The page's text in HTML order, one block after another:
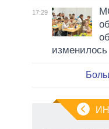
17:29
изменилось